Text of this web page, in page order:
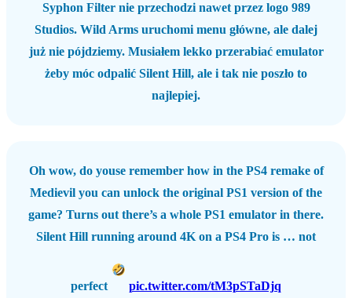
Syphon Filter nie przechodzi nawet przez logo 989
Studios. Wild Arms uruchomi menu główne, ale dalej
już nie pójdziemy. Musiałem lekko przerabiać emulator
żeby móc odpalić Silent Hill, ale i tak nie poszło to
najlepiej.
Oh wow, do youse remember how in the PS4 remake of
Medievil you can unlock the original PS1 version of the
game? Turns out there’s a whole PS1 emulator in there.
Silent Hill running around 4K on a PS4 Pro is … not
perfect
pic.twitter.com/tM3pSTaDjq